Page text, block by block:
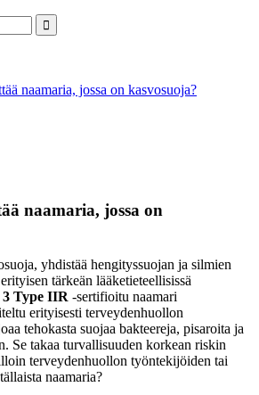
naamaria, jossa on kasvosuoja?
naamaria, jossa on
yhdistää hengityssuojan ja silmien
tärkeän lääketieteellisissä
Type IIR -sertifioitu naamari
erityisesti terveydenhuollon
tehokasta suojaa bakteereja, pisaroita ja
Se takaa turvallisuuden korkean riskin
terveydenhuollon työntekijöiden tai
naamaria?